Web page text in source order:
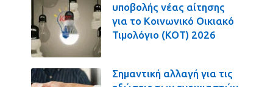
υποβολής νέας αίτησης
για το Κοινωνικό Οικιακό
Τιμολόγιο (ΚΟΤ) 2026
Σημαντική αλλαγή για τις